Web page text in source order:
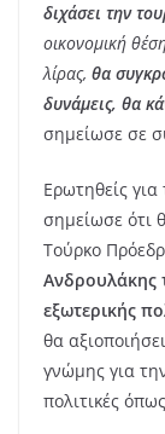
διχάσει την
οικονομική
λίρας, θα
δυνάμεις, θα
σημείωσε σε
Ερωτηθείς για
σημείωσε ότι
Τούρκο
Ανδρουλάκης
εξωτερικής
θα
γνώμης για
πολιτικές